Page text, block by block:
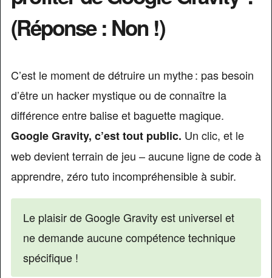
(Réponse : Non !)
C’est le moment de détruire un mythe : pas besoin
d’être un hacker mystique ou de connaître la
différence entre balise et baguette magique.
Google Gravity, c’est tout public. Un clic, et le
web devient terrain de jeu – aucune ligne de code à
apprendre, zéro tuto incompréhensible à subir.
Le plaisir de Google Gravity est universel et
ne demande aucune compétence technique
spécifique !